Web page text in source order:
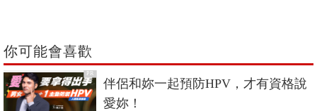
你可能會喜歡
PR
伴侶和妳一起預防HPV，才有資格說
愛妳！